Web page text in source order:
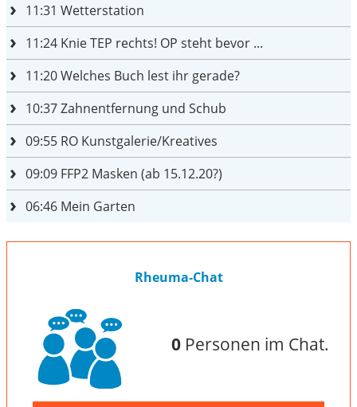
11:31 Wetterstation
11:24 Knie TEP rechts! OP steht bevor ...
11:20Welches Buch lest ihr gerade?
10:37Zahnentfernung und Schub
09:55 RO Kunstgalerie/Kreatives
09:09 FFP2 Masken (ab 15.12.20?)
06:46 Mein Garten
Rheuma-Chat
0Personen im Chat.